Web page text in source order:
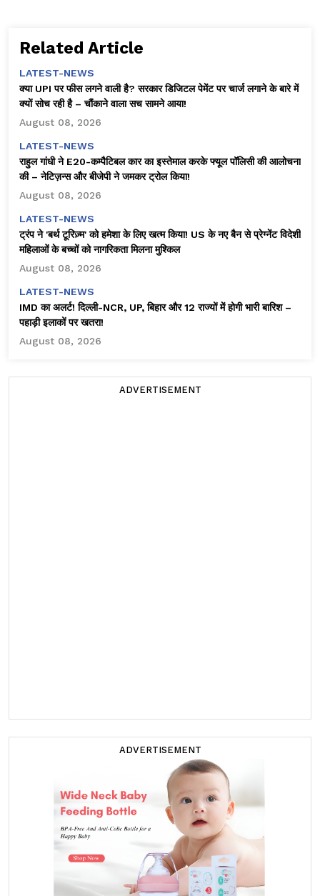
Related Article
LATEST-NEWS
क्या UPI पर फीस लगने वाली है? सरकार डिजिटल पेमेंट पर चार्ज लगाने के बारे में
क्यों सोच रही है – चौंकाने वाला सच सामने आया!
August 08, 2026
LATEST-NEWS
राहुल गांधी ने E20-कम्पैटिबल कार का इस्तेमाल करके फ्यूल पॉलिसी की आलोचना
की – नेटिज़न्स और बीजेपी ने जमकर ट्रोल किया!
August 08, 2026
LATEST-NEWS
ट्रंप ने 'बर्थ टूरिज़्म' को हमेशा के लिए खत्म किया! US के नए बैन से प्रेग्नेंट विदेशी
महिलाओं के बच्चों को नागरिकता मिलना मुश्किल
August 08, 2026
LATEST-NEWS
IMD का अलर्ट! दिल्ली-NCR, UP, बिहार और 12 राज्यों में होगी भारी बारिश –
पहाड़ी इलाकों पर खतरा!
August 08, 2026
ADVERTISEMENT
ADVERTISEMENT